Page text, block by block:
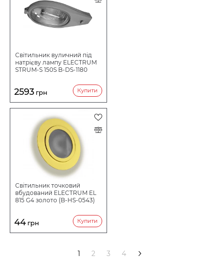
Світильник вуличний під
натрієву лампу ELECTRUM
STRUM-S 150S B-DS-1180
2593 грн Купити
Світильник точковий
вбудований ELECTRUM EL
815 G4 золото (B-HS-0543)
44 грн Купити
1 2 3 4